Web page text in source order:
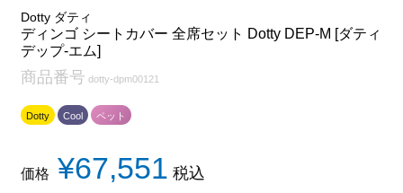
Dotty ダティ
ディンゴ シートカバー 全席セット Dotty DEP-M [ダティ
デップ-エム]
商品番号 dotty-dpm00121
Dotty Cool ペット
価格 ¥67,551 税込